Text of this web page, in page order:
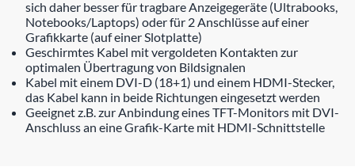
sich daher besser für tragbare Anzeigegeräte (Ultrabooks,
Notebooks/Laptops) oder für 2 Anschlüsse auf einer
Grafikkarte (auf einer Slotplatte)
Geschirmtes Kabel mit vergoldeten Kontakten zur
optimalen Übertragung von Bildsignalen
Kabel mit einem DVI-D (18+1) und einem HDMI-Stecker,
das Kabel kann in beide Richtungen eingesetzt werden
Geeignet z.B. zur Anbindung eines TFT-Monitors mit DVI-
Anschluss an eine Grafik-Karte mit HDMI-Schnittstelle